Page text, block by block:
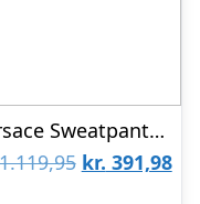
Versace Sweatpants – Sort m. Guld
Den
kr. 391,98